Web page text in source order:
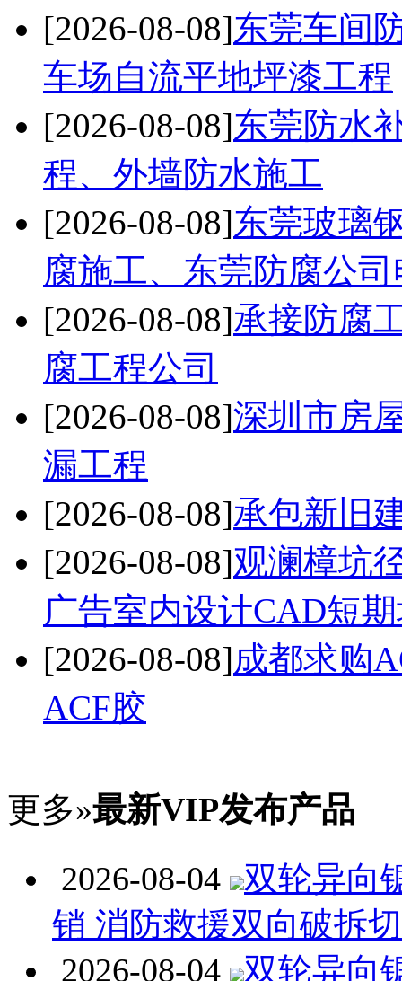
[2026-08-08]东莞车间
车场自流平地坪漆工程
[2026-08-08]东莞防水
程、外墙防水施工
[2026-08-08]东莞玻璃
腐施工、东莞防腐公
[2026-08-08]承接防腐
腐工程公司
[2026-08-08]深圳市房
漏工程
[2026-08-08]承包新旧
[2026-08-08]观澜樟坑
广告室内设计CAD短
[2026-08-08]成都求购
ACF胶
更多»最新VIP发布产品
2026-08-04
双轮异向
销 消防救援双向破拆
2026-08-04
双轮异向